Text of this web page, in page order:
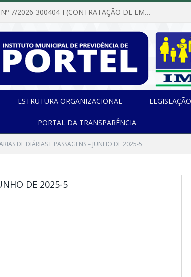
Dispensa de Licitação Nº 7/2026-300404-I (CONTRATAÇÃO DE EMPRESA PARA MANUTENÇÃO E REPARAÇÃO DE APARELHOS DE AR CONDICIONADO, EM ATENDIMENTO ÀS NECESSIDADES DO INSTITUTO DE PREVIDÊNCIA MUNICIPAL DE PORTEL/PA)
ESTRUTURA ORGANIZACIONAL LEGISLAÇÃO
PORTAL DA TRANSPARÊNCIA
DE DIÁRIAS E PASSAGENS – JUNHO DE 2025-5
DE 2025-5